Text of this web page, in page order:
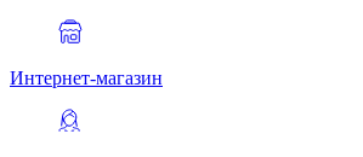
Интернет-магазин